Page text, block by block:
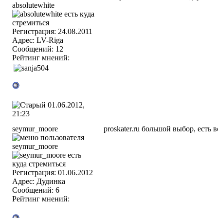
Регистрация: 24.08.2011
Адрес: LV-Riga
Сообщений: 12
Рейтинг мнений:
01.06.2012,
21:23
seymur_moore
Регистрация: 01.06.2012
Адрес: Дудинка
Сообщений: 6
Рейтинг мнений:
proskater.ru большой выбор, есть